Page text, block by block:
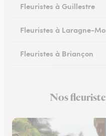
Fleuristes à Guillestre
Fleuristes à Laragne-
Fleuristes à Briançon
Nos